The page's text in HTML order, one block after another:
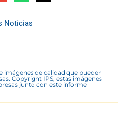
Noticias
imágenes de calidad que pueden
Copyright IPS, estas imágenes
junto con este informe